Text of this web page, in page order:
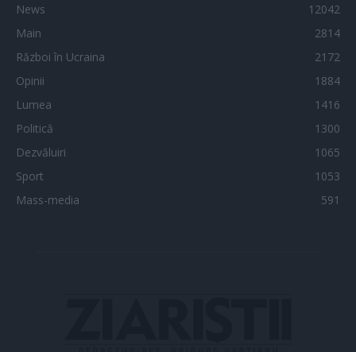
News
12042
Main
2814
Război în Ucraina
2172
Opinii
1884
Lumea
1416
Politică
1300
Dezvăluiri
1065
Sport
1053
Mass-media
591